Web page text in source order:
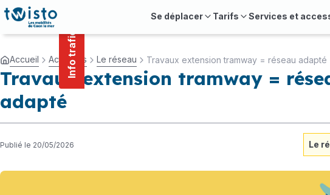
principal
Se déplacer Tarifs Services et
Info trafic
Accueil Actualités Le réseau Travaux extension tramway = réseau adapté
Travaux extension tramway =
adapté
Publié le 20/05/2026 Le
Panneau de gestion des cookies